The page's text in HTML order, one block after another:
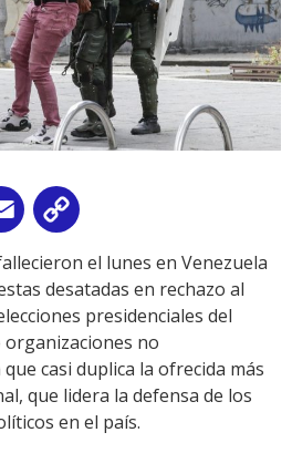
Email
Link
el lunes en Venezuela
desatadas en rechazo al
presidenciales del
no
casi duplica la ofrecida más
que lidera la defensa de los
en el país.